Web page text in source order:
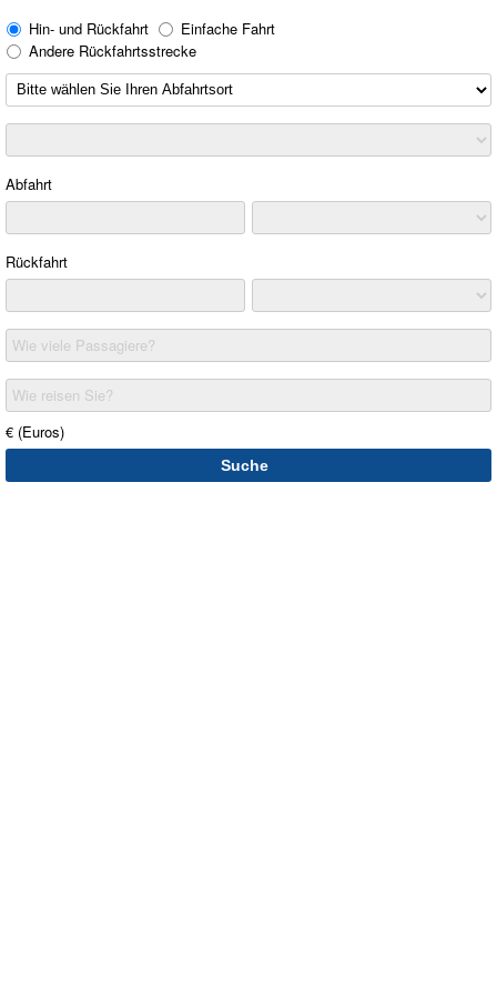
Hin- und Rückfahrt
Einfache Fahrt
Andere Rückfahrtsstrecke
Abfahrt
Rückfahrt
Wie viele Passagiere?
Wie reisen Sie?
€ (Euros)
Suche